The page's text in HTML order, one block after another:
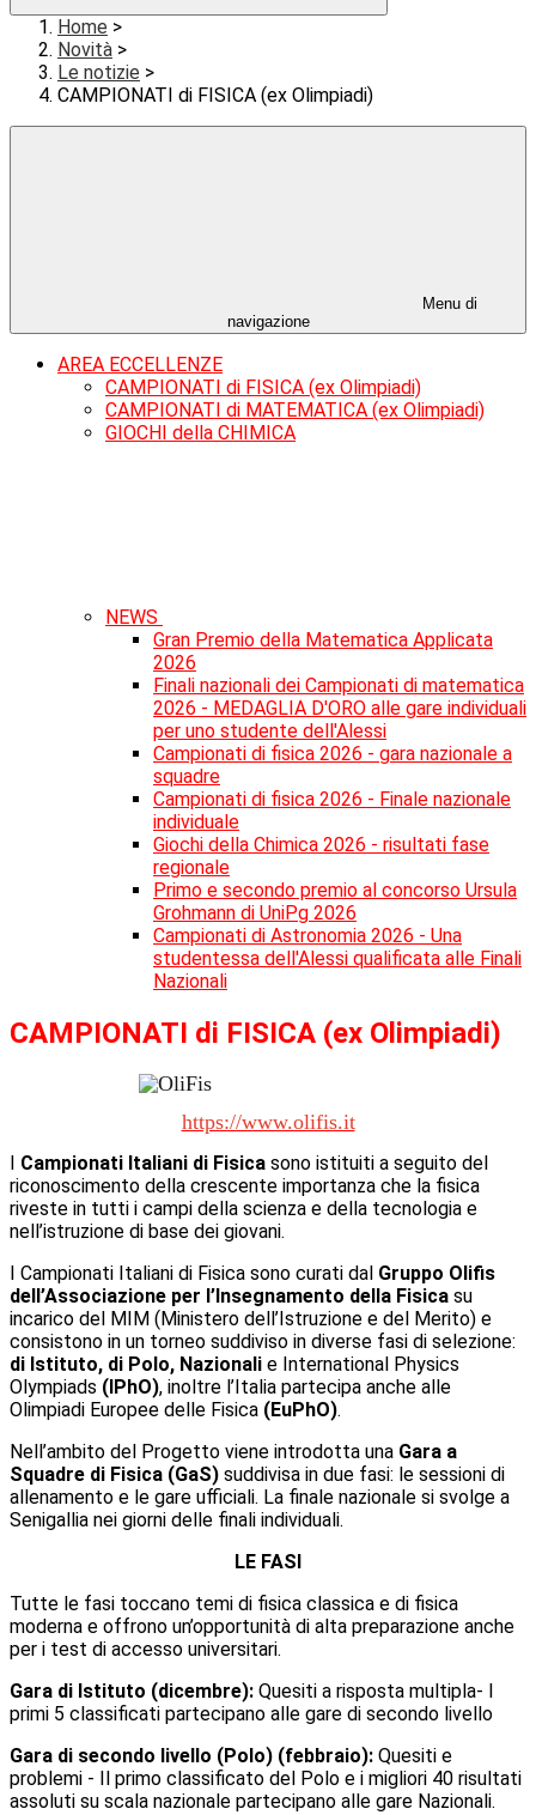
Home >
Novità >
Le notizie >
CAMPIONATI di FISICA (ex Olimpiadi)
Menu di
navigazione
AREA ECCELLENZE
CAMPIONATI di FISICA (ex Olimpiadi)
CAMPIONATI di MATEMATICA (ex Olimpiadi)
GIOCHI della CHIMICA
NEWS
Gran Premio della Matematica Applicata
2026
Finali nazionali dei Campionati di matematica
2026 - MEDAGLIA D'ORO alle gare individuali
per uno studente dell'Alessi
Campionati di fisica 2026 - gara nazionale a
squadre
Campionati di fisica 2026 - Finale nazionale
individuale
Giochi della Chimica 2026 - risultati fase
regionale
Primo e secondo premio al concorso Ursula
Grohmann di UniPg 2026
Campionati di Astronomia 2026 - Una
studentessa dell'Alessi qualificata alle Finali
Nazionali
CAMPIONATI di FISICA (ex Olimpiadi)
https://www.olifis.it
I Campionati Italiani di Fisica sono istituiti a seguito del
riconoscimento della crescente importanza che la fisica
riveste in tutti i campi della scienza e della tecnologia e
nell’istruzione di base dei giovani.
I Campionati Italiani di Fisica sono curati dal Gruppo Olifis
dell’Associazione per l’Insegnamento della Fisica su
incarico del MIM (Ministero dell’Istruzione e del Merito) e
consistono in un torneo suddiviso in diverse fasi di selezione:
di Istituto, di Polo, Nazionali e International Physics
Olympiads (IPhO), inoltre l’Italia partecipa anche alle
Olimpiadi Europee delle Fisica (EuPhO).
Nell’ambito del Progetto viene introdotta una Gara a
Squadre di Fisica (GaS) suddivisa in due fasi: le sessioni di
allenamento e le gare ufficiali. La finale nazionale si svolge a
Senigallia nei giorni delle finali individuali.
LE FASI
Tutte le fasi toccano temi di fisica classica e di fisica
moderna e offrono un’opportunità di alta preparazione anche
per i test di accesso universitari.
Gara di Istituto (dicembre): Quesiti a risposta multipla- I
primi 5 classificati partecipano alle gare di secondo livello
Gara di secondo livello (Polo) (febbraio): Quesiti e
problemi - Il primo classificato del Polo e i migliori 40 risultati
assoluti su scala nazionale partecipano alle gare Nazionali.